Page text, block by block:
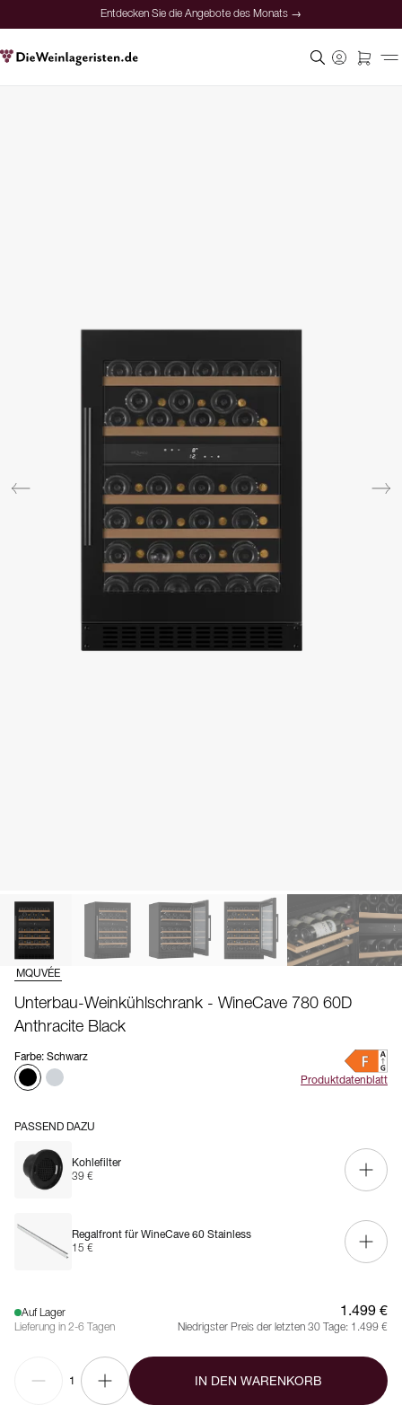
Entdecken Sie die Angebote des Monats →
MQUVÉE
Unterbau-Weinkühlschrank - WineCave 780 60D
Anthracite Black
Farbe: Schwarz
Produktdatenblatt
PASSEND DAZU
Kohlefilter
39 €
Regalfront für WineCave 60 Stainless
15 €
Auf Lager
Lieferung in 2-6 Tagen
1.499 €
Niedrigster Preis der letzten 30 Tage: 1.499 €
1 IN DEN WARENKORB